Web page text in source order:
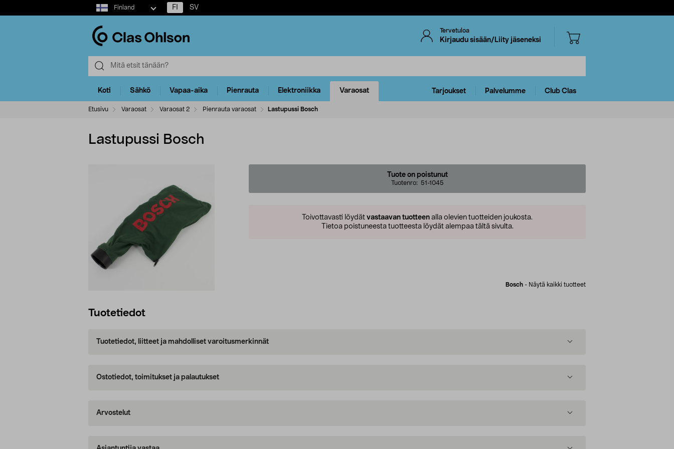
Select
market
Finland FI SV
Tervetuloa
Kirjaudu sisään/Liity jäseneksi
Koti Sähkö Vapaa-aika Pienrauta Elektroniikka Varaosat Tarjoukset Palvelumme Club Clas
Etusivu Varaosat Varaosat 2 Pienrauta varaosat Lastupussi Bosch
Lastupussi Bosch
Tuote on poistunut
Tuotenro: 51-1045
Toivottavasti löydät vastaavan tuotteen alla olevien tuotteiden joukosta.
Tietoa poistuneesta tuotteesta löydät alempaa tältä sivulta.
Bosch - Näytä kaikki tuotteet
Tuotetiedot
Tuotetiedot, liitteet ja mahdolliset varoitusmerkinnät
Ostotiedot, toimitukset ja palautukset
Arvostelut